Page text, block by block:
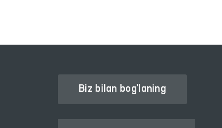
Biz bilan bog'laning